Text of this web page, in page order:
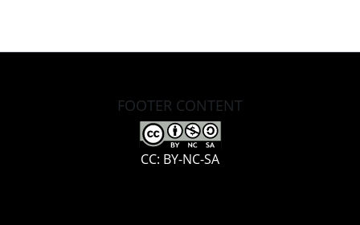
FOOTER CONTENT
CC: BY-NC-SA